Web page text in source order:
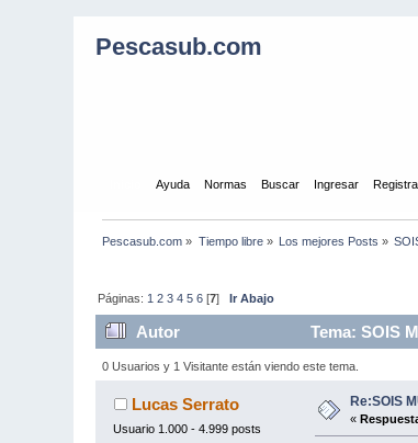
Pescasub.com
Ayuda Normas Buscar Ingresar
Pescasub.com » Tiempo libre» Los mejores Posts »
Páginas: 1 2 3 4 5 6 [7]Ir Abajo
Autor Tema: SOIS
0 Usuarios y 1 Visitante están viendo este tema.
Lucas Serrato
Usuario 1.000 - 4.999 posts
Re:SOIS
«